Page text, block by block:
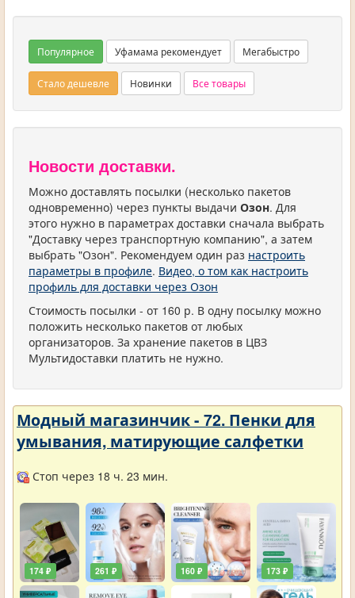
Популярное Уфамама рекомендует Мегабыстро
Стало дешевле Новинки Все товары
Новости доставки.
Можно доставлять посылки (несколько пакетов
одновременно) через пункты выдачи Озон. Для
этого нужно в параметрах доставки сначала выбрать
"Доставку через транспортную компанию", а затем
выбрать "Озон". Рекомендуем один раз настроить
параметры в профиле. Видео, о том как настроить
профиль для доставки через Озон
Стоимость посылки - от 160 р. В одну посылку можно
положить несколько пакетов от любых
организаторов. За хранение пакетов в ЦВЗ
Мультидоставки платить не нужно.
Модный магазинчик - 72. Пенки для
умывания, матирующие салфетки
Стоп через 18 ч. 23 мин.
174 ₽ 261 ₽ 160 ₽ 173 ₽